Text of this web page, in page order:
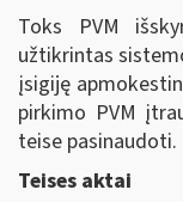
Toks PVM
užtikrintas
įsigiję
pirkimo PVM
teise pasinaudoti.
Teises aktai